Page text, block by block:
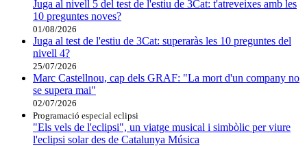
Juga al nivell 5 del test de l'estiu de 3Cat: t'atreveixes amb les
10 preguntes noves?
01/08/2026
Juga al test de l'estiu de 3Cat: superaràs les 10 preguntes del
nivell 4?
25/07/2026
Marc Castellnou, cap dels GRAF: "La mort d'un company no
se supera mai"
02/07/2026
Programació especial eclipsi
"Els vels de l'eclipsi", un viatge musical i simbòlic per viure
l'eclipsi solar des de Catalunya Música